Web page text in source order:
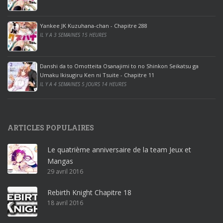
o
o
ff
i
c
e
2
0
1
r
o
ff
i
c
e
3
Yankee JK Kuzuhana-chan - Chapitre 288
IL Y A 3 SEMAINES 15 HEURES
Danshi da to Omotteita Osanajimi to no Shinkon Seikatsu ga
Umaku Ikisugiru Ken ni Tsuite - Chapitre 11
IL Y A 4 SEMAINES 5 JOURS 14 HEURES
ARTICLES POPULAIRES
Le quatrième anniversaire de la team Jeux et
Mangas
29 avril 2016
Rebirth Knight Chapitre 18
18 avril 2016